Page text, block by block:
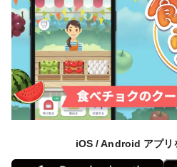
iOS / Android アプリ